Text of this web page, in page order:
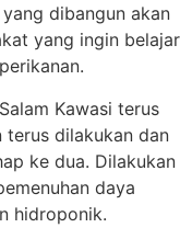
dibangun akan
yang ingin belajar
Kawasi terus
terus dilakukan dan
ke dua. Dilakukan
daya
hidroponik.